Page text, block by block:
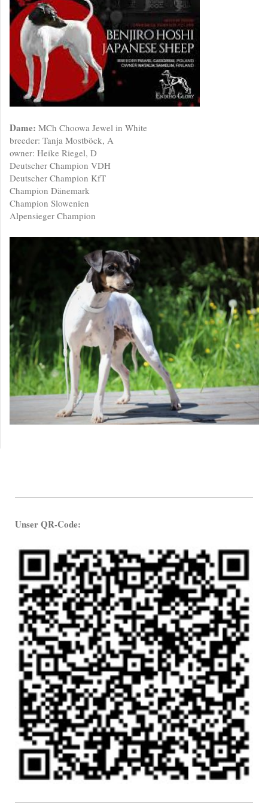
Dame: MCh Choowa Jewel in White
breeder: Tanja Mostböck, A
owner: Heike Riegel, D
Deutscher Champion VDH
Deutscher Champion KfT
Champion Dänemark
Champion Slowenien
Alpensieger Champion
Unser QR-Code: